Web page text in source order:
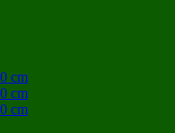
cm
cm
cm